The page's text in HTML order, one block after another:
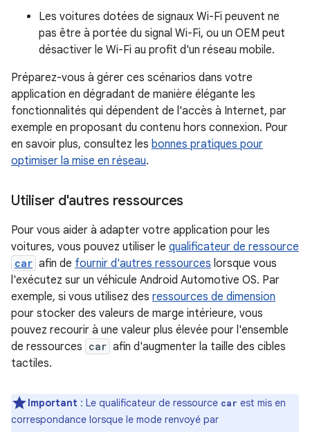
Les voitures dotées de signaux Wi-Fi peuvent ne
pas être à portée du signal Wi-Fi, ou un OEM peut
désactiver le Wi-Fi au profit d'un réseau mobile.
Préparez-vous à gérer ces scénarios dans votre
application en dégradant de manière élégante les
fonctionnalités qui dépendent de l'accès à Internet, par
exemple en proposant du contenu hors connexion. Pour
en savoir plus, consultez les bonnes pratiques pour
optimiser la mise en réseau.
Utiliser d'autres ressources
Pour vous aider à adapter votre application pour les
voitures, vous pouvez utiliser le qualificateur de ressource
car afin de fournir d'autres ressources lorsque vous
l'exécutez sur un véhicule Android Automotive OS. Par
exemple, si vous utilisez des ressources de dimension
pour stocker des valeurs de marge intérieure, vous
pouvez recourir à une valeur plus élevée pour l'ensemble
de ressources car afin d'augmenter la taille des cibles
tactiles.
Important : Le qualificateur de ressource car est mis en
correspondance lorsque le mode renvoyé par